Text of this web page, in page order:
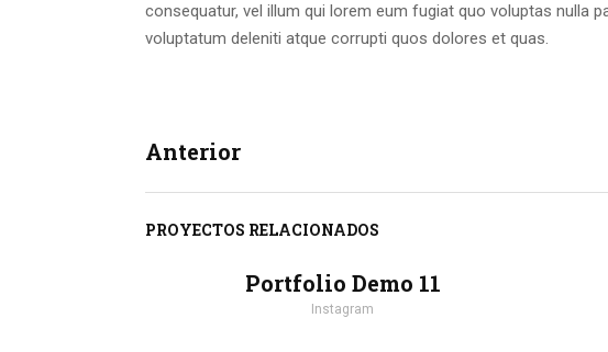
consequatur, vel illum qui lorem eum fugiat quo voluptas nulla
voluptatum deleniti atque corrupti quos dolores et quas.
Anterior
PROYECTOS RELACIONADOS
Portfolio Demo 11
Instagram